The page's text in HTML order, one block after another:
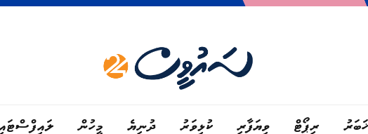
ޚަބަރު ރިޕޯޓް ވިޔަފާރި ކުޅިވަރު ދުނިޔެ މީހުން